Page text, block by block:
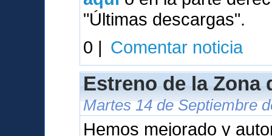
"Últimas descargas".
0 | Comentar noticia
Estreno de la Zona
Martes 14 de Septiembre
Hemos mejorado y